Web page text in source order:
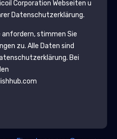
Corporation Webseiten u
Datenschutzerklärung.
anfordern, stimmen Sie
zu. Alle Daten sind
. Bei